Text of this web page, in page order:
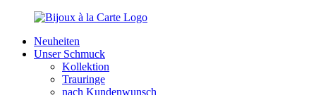
Neuheiten
Unser Schmuck
Kollektion
Trauringe
nach Kundenwunsch